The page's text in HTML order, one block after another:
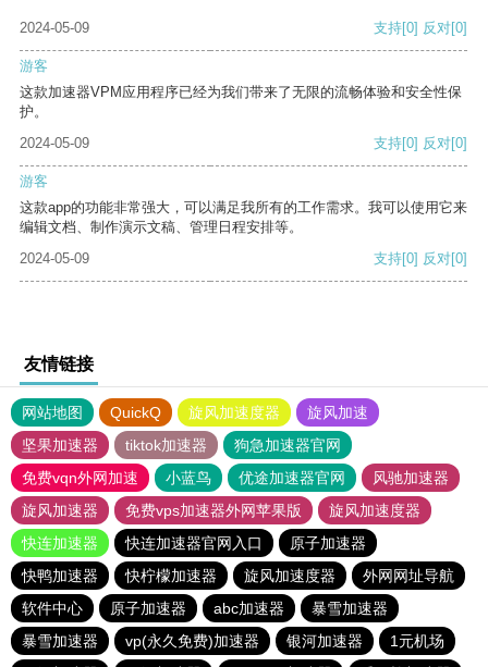
2024-05-09 支持[0] 反对[0]
游客
这款加速器VPM应用程序已经为我们带来了无限的流畅体验和安全性保
护。
2024-05-09
支持[0] 反对[0]
游客
这款app的功能非常强大，可以满足我所有的工作需求。我可以使用它来
编辑文档、制作演示文稿、管理日程安排等。
2024-05-09
支持[0] 反对[0]
友情链接
网站地图 QuickQ 旋风加速度器
旋风加速
坚果加速器
tiktok加速器
狗急加速器官网
免费vqn外网加速
小蓝鸟 优途加速器官网
风驰加速器
旋风加速器
免费vps加速器外网苹果版
旋风加速度器
快连加速器
快连加速器官网入口
原子加速器
快鸭加速器
快柠檬加速器 旋风加速度器
外网网址导航
软件中心
原子加速器 abc加速器
暴雪加速器
暴雪加速器
vp(永久免费)加速器 银河加速器
1元机场